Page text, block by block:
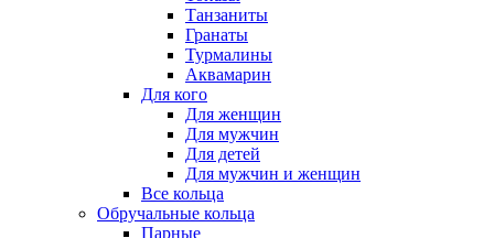
Танзаниты
Гранаты
Турмалины
Аквамарин
Для кого
Для женщин
Для мужчин
Для детей
Для мужчин и женщин
Все кольца
Обручальные кольца
Парные